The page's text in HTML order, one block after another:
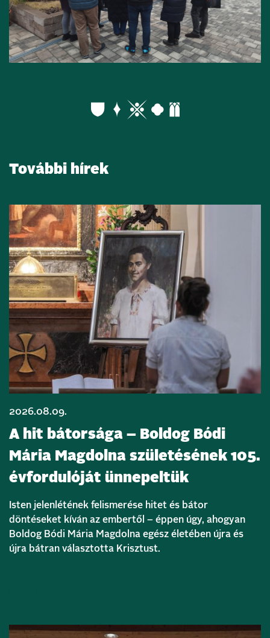
További hírek
2026.08.09.
A hit bátorsága – Boldog Bódi
Mária Magdolna születésének 105.
évfordulóját ünnepeltük
Isten jelenlétének felismerése hitet és bátor
döntéseket kíván az embertől – éppen úgy, ahogyan
Boldog Bódi Mária Magdolna egész életében újra és
újra bátran választotta Krisztust.